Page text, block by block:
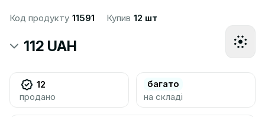
Код продукту 11591 Купив 12 шт
112 UAH
12
продано
багато
на складі